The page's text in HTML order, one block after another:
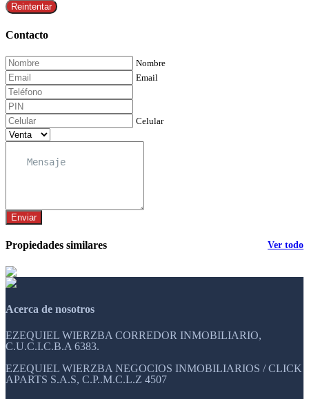
Reintentar
Contacto
Nombre
Email
Celular
Enviar
Propiedades similares Ver todo
Acerca de nosotros
EZEQUIEL WIERZBA CORREDOR INMOBILIARIO,
C.U.C.I.C.B.A 6383.
EZEQUIEL WIERZBA NEGOCIOS INMOBILIARIOS / CLICK
APARTS S.A.S, C.P..M.C.L.Z 4507